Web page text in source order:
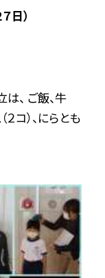
日）
、 ご飯、牛
２コ）、にらとも